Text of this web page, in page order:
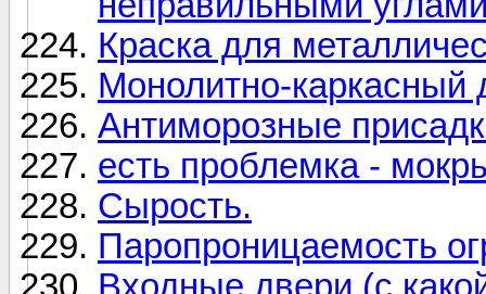
Краска для
Монолитно-каркасный
Антиморозные
есть проблемка -
Сырость.
Паропроницаемость
Входные двери (с